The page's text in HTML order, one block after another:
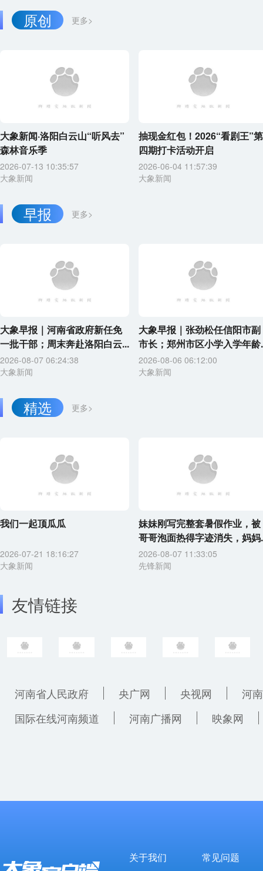
更多>
原创
大象新闻·洛阳白云山“听风去”
森林音乐季
2026-07-13 10:35:57
大象新闻
抽现金红包！2026“看剧王”第
四期打卡活动开启
2026-06-04 11:57:39
大象新闻
更多>
早报
大象早报｜河南省政府新任免
一批干部；周末奔赴洛阳白云...
2026-08-07 06:24:38
大象新闻
大象早报｜张劲松任信阳市副
市长；郑州市区小学入学年龄
2026-08-06 06:12:00
大象新闻
更多>
精选
我们一起顶瓜瓜
2026-07-21 18:16:27
大象新闻
妹妹刚写完整套暑假作业，被
哥哥泡面热得字迹消失，妈妈
2026-08-07 11:33:05
先锋新闻
友情链接
河南省人民政府 央广网 央视网
河
国际在线河南频道
河南广播网 映象网
关于我们 常见问题